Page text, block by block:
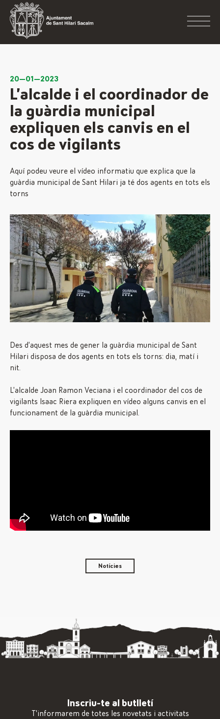
20—01—2023
L’alcalde i el coordinador de
la guàrdia municipal
expliquen els canvis en el
cos de vigilants
Aquí podeu veure el vídeo informatiu que explica que la
guàrdia municipal de Sant Hilari ja té dos agents en tots els
torns
Des d’aquest mes de gener la guàrdia municipal de Sant
Hilari disposa de dos agents en tots els torns: dia, matí i
nit.
L’alcalde Joan Ramon Veciana i el coordinador del cos de
vigilants Isaac Riera expliquen en vídeo alguns canvis en el
funcionament de la guàrdia municipal.
Notícies
Inscriu-te al butlletí
T'informarem de totes les novetats i activitats